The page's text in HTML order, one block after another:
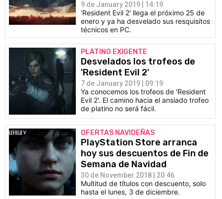
9 de January 2019 | 14:19
'Resident Evil 2' llega el próximo 25 de
enero y ya ha desvelado sus resquisitos
técnicos en PC.
PLATINO EXIGENTE
Desvelados los trofeos de
'Resident Evil 2'
7 de January 2019 | 09:19
Ya conocemos los trofeos de 'Resident
Evil 2'. El camino hacia el ansiado trofeo
de platino no será fácil.
OFERTAS NAVIDEÑAS
PlayStation Store arranca
hoy sus descuentos de Fin de
Semana de Navidad
30 de November 2018 | 20:46
Multitud de títulos con descuento, solo
hasta el lunes, 3 de diciembre.